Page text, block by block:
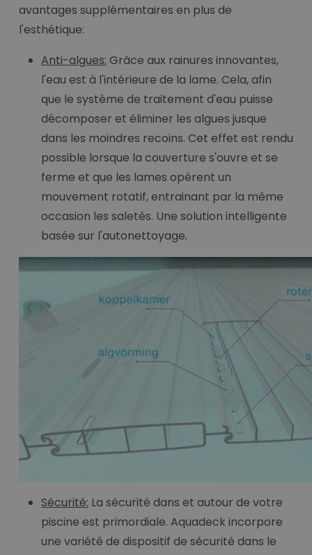
avantages supplémentaires en plus de
l'esthétique:
Anti-algues: Grâce aux rainures innovantes,
l'eau est à l'intérieure de la lame. Cela, afin
que le système de traitement d'eau puisse
décomposer et éliminer les algues jusque
dans les moindres recoins. Cet effet est rendu
possible lorsque la couverture s'ouvre et se
ferme et que les lames opèrent un
mouvement rotatif, entrainant par la même
occasion les saletés. Une solution intelligente
basée sur l'autonettoyage.
Sécurité: La sécurité dans et autour de votre
piscine est primordiale. Aquadeck incorpore
une variété de dispositif de sécurité dans le